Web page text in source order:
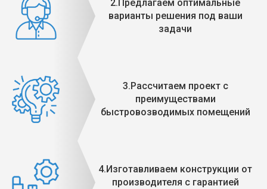
2.Предлагаем оптимальные
варианты решения под ваши
задачи
3.Рассчитаем проект с
преимуществами
быстровозводимых помещений
4.Изготавливаем конструкции от
производителя с гарантией